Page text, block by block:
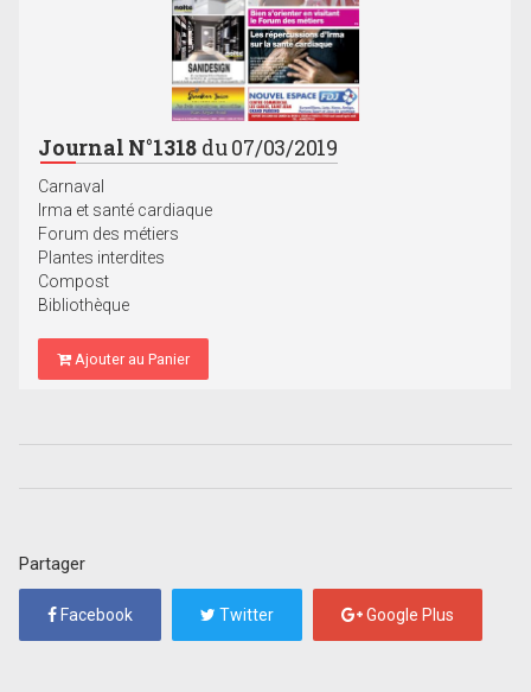
Journal N°1318 du 07/03/2019
Carnaval
Irma et santé cardiaque
Forum des métiers
Plantes interdites
Compost
Bibliothèque
Ajouter au Panier
Partager
Facebook Twitter Google Plus